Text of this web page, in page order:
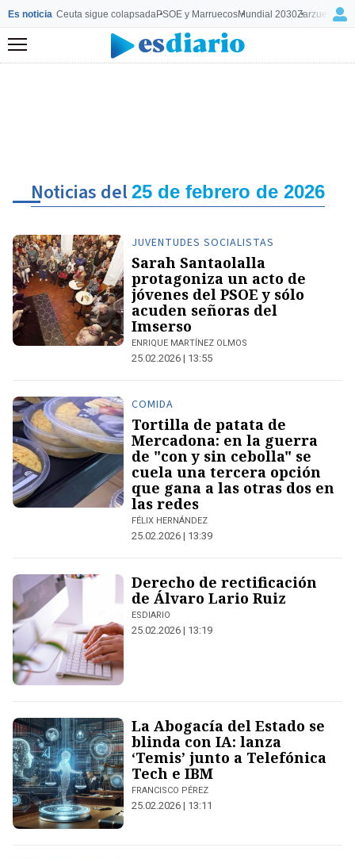
Es noticia Ceuta sigue colapsadaPSOE y MarruecosMundial 2030Zarzuela y
Menú
Noticias del25 de febrero de 2026
JUVENTUDES SOCIALISTAS
Sarah Santaolalla
protagoniza un acto de
jóvenes del PSOE y sólo
acuden señoras del
Imserso
ENRIQUE MARTÍNEZ OLMOS
25.02.2026 | 13:55
COMIDA
Tortilla de patata de
Mercadona: en la guerra
de "con y sin cebolla" se
cuela una tercera opción
que gana a las otras dos en
las redes
FÉLIX HERNÁNDEZ
25.02.2026 | 13:39
Derecho de rectificación
de Álvaro Lario Ruiz
ESDIARIO
25.02.2026 | 13:19
La Abogacía del Estado se
blinda con IA: lanza
‘Temis’ junto a Telefónica
Tech e IBM
FRANCISCO PÉREZ
25.02.2026 | 13:11